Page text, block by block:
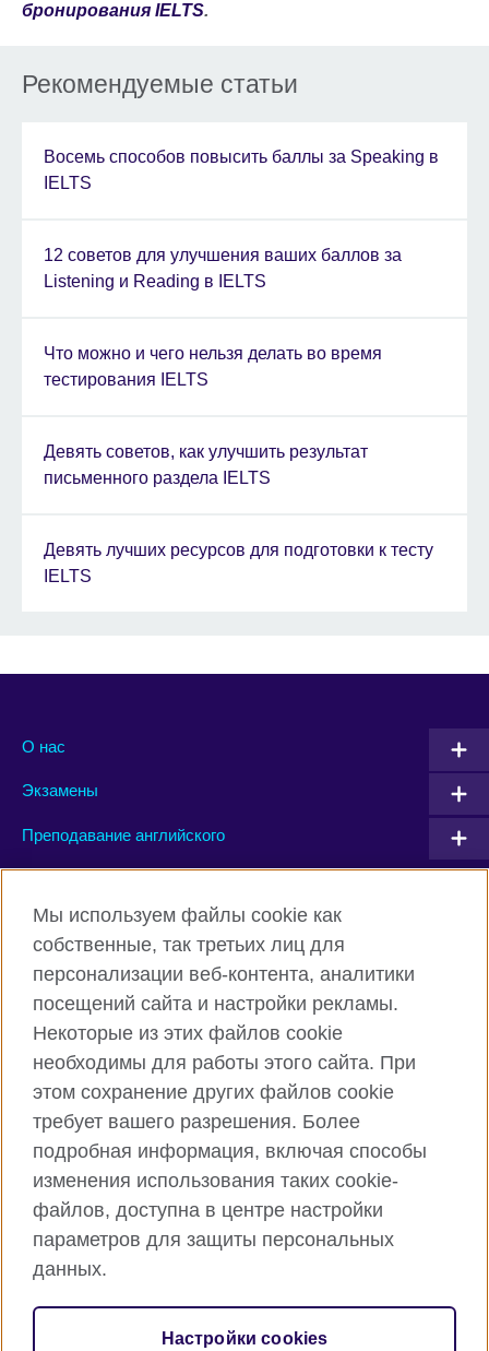
бронирования IELTS.
Рекомендуемые статьи
Восемь способов повысить баллы за Speaking в
IELTS
12 советов для улучшения ваших баллов за
Listening и Reading в IELTS
Что можно и чего нельзя делать во время
тестирования IELTS
Девять советов, как улучшить результат
письменного раздела IELTS
Девять лучших ресурсов для подготовки к тесту
IELTS
О нас
Экзамены
Преподавание английского
Facebook Twitter
Instagram YouTube
British Council глобально
Privacy and terms of use
Cookies
Карта сайта
© 2026 British Council
Международная организация Соединенного Королевства в
Мы используем файлы cookie как
собственные, так третьих лиц для
персонализации веб-контента, аналитики
посещений сайта и настройки рекламы.
Некоторые из этих файлов cookie
необходимы для работы этого сайта. При
этом сохранение других файлов cookie
требует вашего разрешения. Более
подробная информация, включая способы
изменения использования таких cookie-
файлов, доступна в центре настройки
параметров для защиты персональных
данных.
Настройки cookies